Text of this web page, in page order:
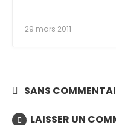
29 mars 2011
SANS
LAISSER UN